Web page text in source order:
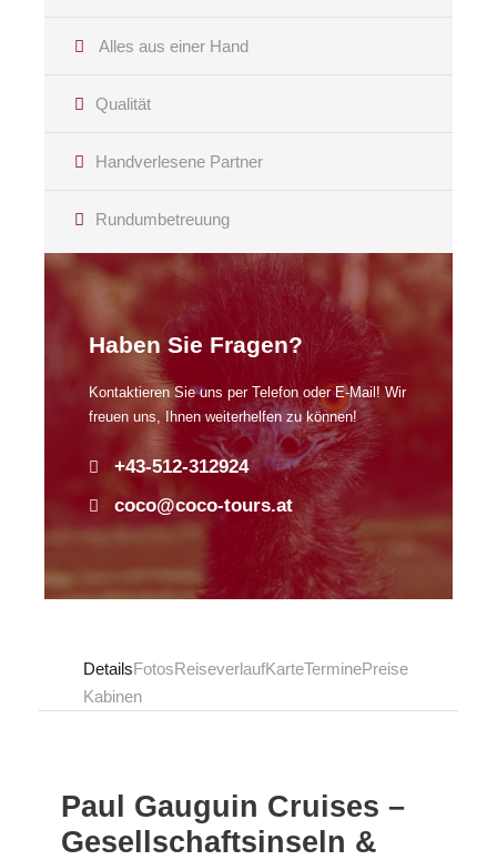
Alles aus einer Hand
Qualität
Handverlesene Partner
Rundumbetreuung
Haben Sie Fragen?
Kontaktieren Sie uns per Telefon oder E-Mail! Wir
freuen uns, Ihnen weiterhelfen zu können!
+43-512-312924
coco@coco-tours.at
DetailsFotosReiseverlaufKarteTerminePreise
Kabinen
Paul Gauguin Cruises –
Gesellschaftsinseln &